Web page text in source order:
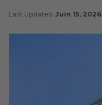
Last Updated Juin 15, 2026